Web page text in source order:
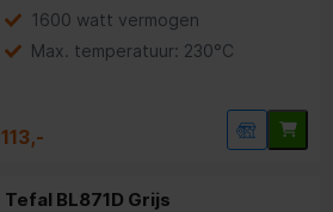
1600 watt vermogen
Max. temperatuur: 230°C
113,-
Tefal BL871D Grijs